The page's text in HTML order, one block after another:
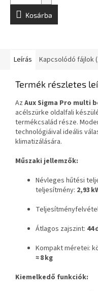
Kosárba
Leírás Kapcsolódó fájlok
Termék részletes
Az Aux Sigma Pro multi
acélszürke oldalfali
termékcsalád része.
technológiáival ideális
klimatizálására.
Műszaki jellemzők:
Névleges hűtési
teljesítmény: 2,93
Átlagos zajszint: 44
Kompakt méretei:
≈ 8 kg
Kiemelkedő funkciók: